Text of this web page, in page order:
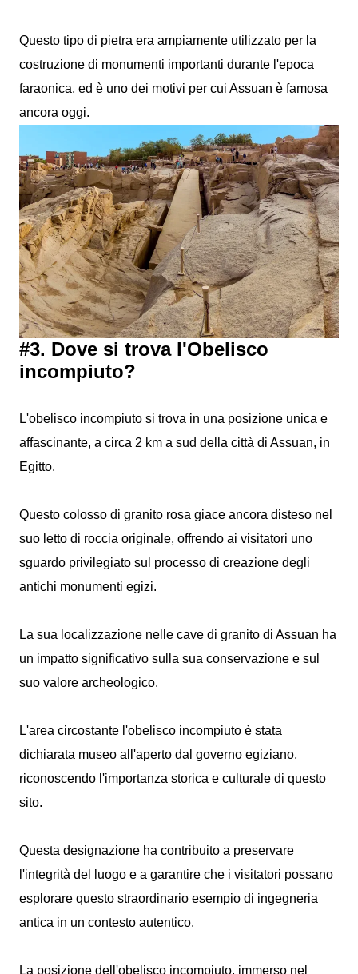
Questo tipo di pietra era ampiamente utilizzato per la
costruzione di monumenti importanti durante l'epoca
faraonica, ed è uno dei motivi per cui Assuan è famosa
ancora oggi.
#3. Dove si trova l'Obelisco
incompiuto?
L'obelisco incompiuto si trova in una posizione unica e
affascinante, a circa 2 km a sud della città di Assuan, in
Egitto.
Questo colosso di granito rosa giace ancora disteso nel
suo letto di roccia originale, offrendo ai visitatori uno
sguardo privilegiato sul processo di creazione degli
antichi monumenti egizi.
La sua localizzazione nelle cave di granito di Assuan ha
un impatto significativo sulla sua conservazione e sul
suo valore archeologico.
L'area circostante l'obelisco incompiuto è stata
dichiarata museo all'aperto dal governo egiziano,
riconoscendo l'importanza storica e culturale di questo
sito.
Questa designazione ha contribuito a preservare
l'integrità del luogo e a garantire che i visitatori possano
esplorare questo straordinario esempio di ingegneria
antica in un contesto autentico.
La posizione dell'obelisco incompiuto, immerso nel